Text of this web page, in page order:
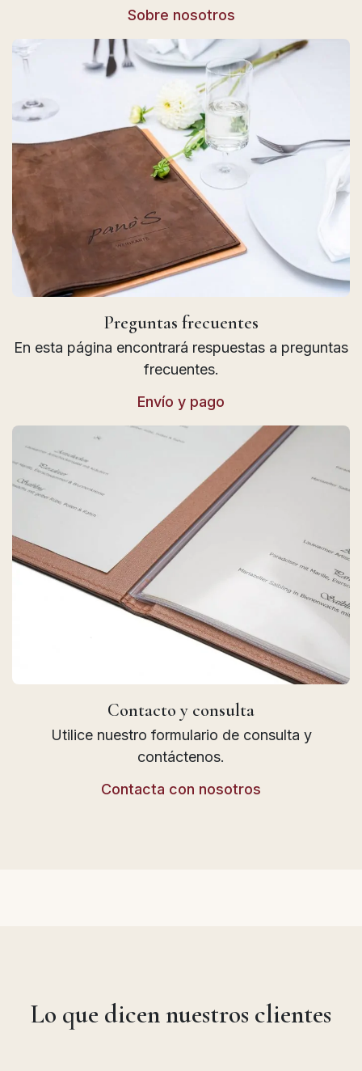
Sobre nosotros
Preguntas frecuentes
En esta página encontrará respuestas a preguntas
frecuentes.
Envío y pago
Contacto y consulta
Utilice nuestro formulario de consulta y
contáctenos.
Contacta con nosotros
Lo que dicen nuestros clientes